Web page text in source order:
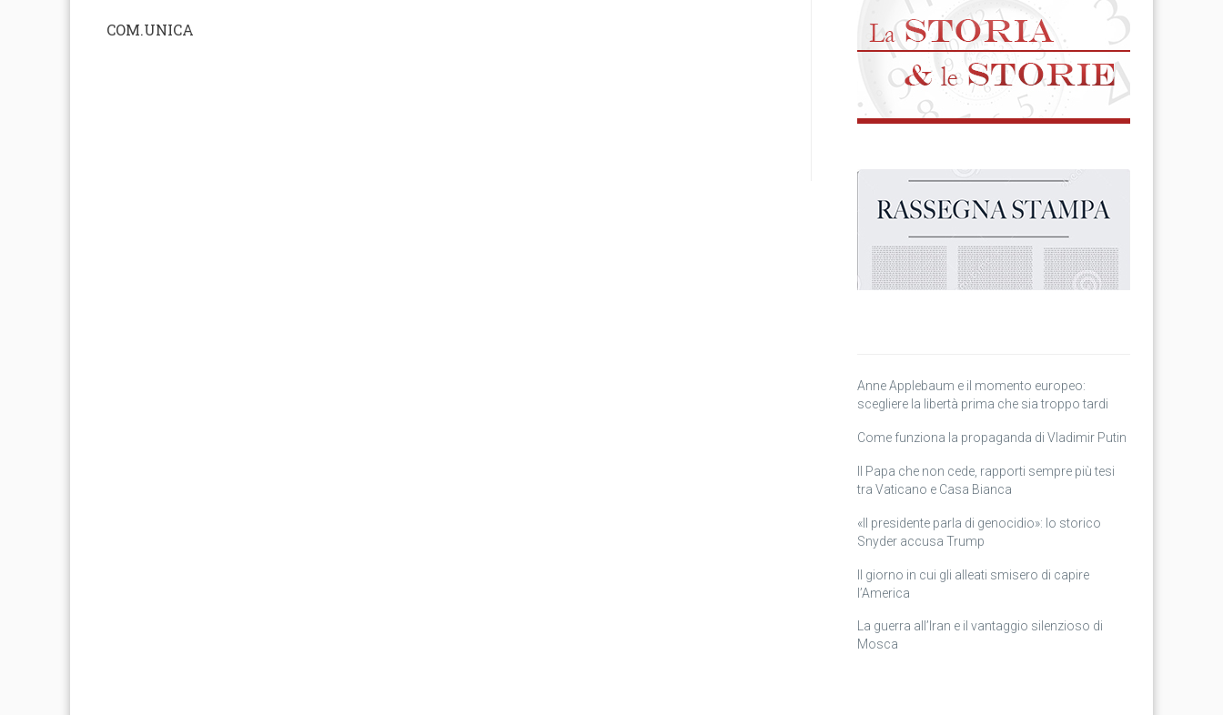
COM.UNICA
Anne Applebaum e il momento europeo:
scegliere la libertà prima che sia troppo tardi
Come funziona la propaganda di Vladimir Putin
Il Papa che non cede, rapporti sempre più tesi
tra Vaticano e Casa Bianca
«Il presidente parla di genocidio»: lo storico
Snyder accusa Trump
Il giorno in cui gli alleati smisero di capire
l’America
La guerra all’Iran e il vantaggio silenzioso di
Mosca